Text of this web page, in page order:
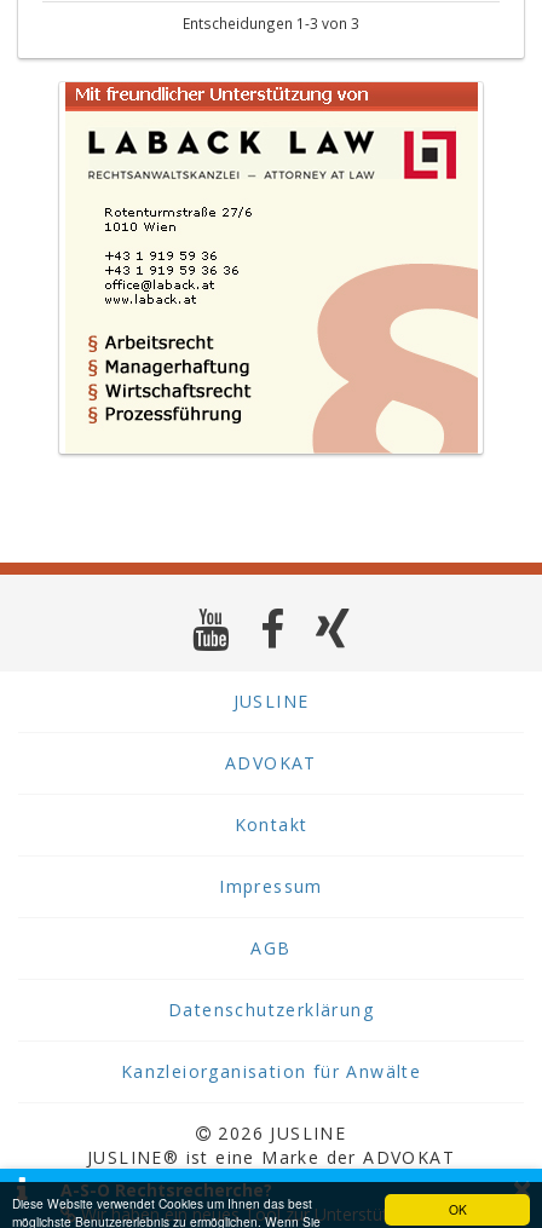
OK
Diese Website verwendet Cookies um Ihnen das best
möglichste Benutzererlebnis zu ermöglichen. Wenn Sie
Entscheidungen 1-3 von 3
JUSLINE
ADVOKAT
Kontakt
Impressum
AGB
Datenschutzerklärung
Kanzleiorganisation für Anwälte
2026 JUSLINE
JUSLINE® ist eine Marke der ADVOKAT
Unternehmensberatung Greiter & Greiter GmbH.
×
A-S-O Rechtsrecherche?
Wir haben ein neues Tool zur Unterstützung bei der